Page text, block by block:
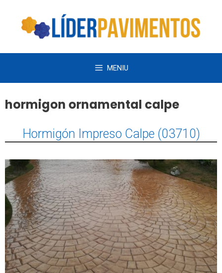
contenido
MENIU
hormigon ornamental calpe
Hormigón Impreso Calpe (03710)